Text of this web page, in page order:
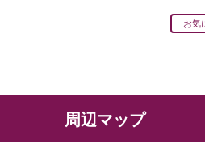
お気
周辺マップ